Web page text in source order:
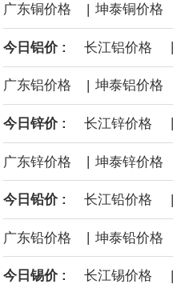
黄金价格有望录得自
供支撑，同时投资者
景的线索。StoneX高
令市场通胀预期下降
元上方的盘整区间中进
海力士：龙仁工厂将
广东铜价格 | 坤泰铜价格
今日铝价 : 长江铝价格
广东铝价格 | 坤泰铝价格
今日锌价 : 长江锌价格
广东锌价格 | 坤泰锌价格
今日铅价 : 长江铅价格 |
广东铅价格 坤泰铅价格
今日锡价 : 长江锡价格 |